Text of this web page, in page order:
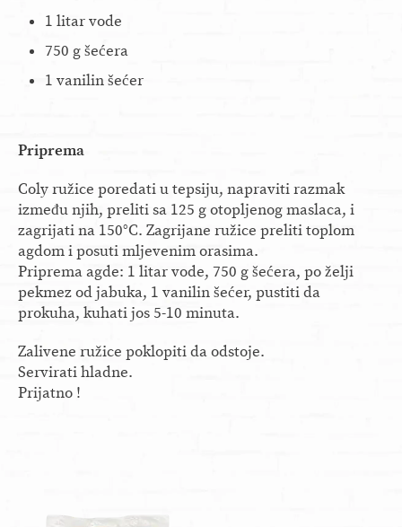
1 litar vode
750 g šećera
1 vanilin šećer
Priprema
Coly ružice poredati u tepsiju, napraviti razmak
između njih, preliti sa 125 g otopljenog maslaca, i
zagrijati na 150°C. Zagrijane ružice preliti toplom
agdom i posuti mljevenim orasima.
Priprema agde: 1 litar vode, 750 g šećera, po želji
pekmez od jabuka, 1 vanilin šećer, pustiti da
prokuha, kuhati jos 5-10 minuta.
Zalivene ružice poklopiti da odstoje.
Servirati hladne.
Prijatno !